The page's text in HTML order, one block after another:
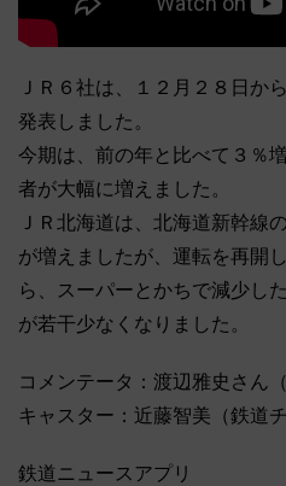
ＪＲ６社は、１２月２８日か
発表しました。
今期は、前の年と比べて３％
者が大幅に増えました。
ＪＲ北海道は、北海道新幹線
が増えましたが、運転を再開
ら、スーパーとかちで減少し
が若干少なくなりました。
コメンテータ：渡辺雅史さん
キャスター：近藤智美（鉄道
鉄道ニュースアプリ